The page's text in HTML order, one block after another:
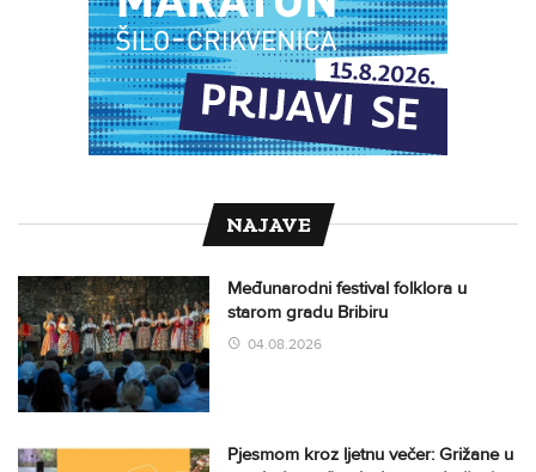
NAJAVE
Međunarodni festival folklora u
starom gradu Bribiru
04.08.2026
Pjesmom kroz ljetnu večer: Grižane u